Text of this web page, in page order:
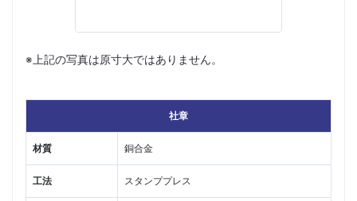
※上記の写真は原寸大ではありません。
社章
材質 銅合金
工法 スタンププレス